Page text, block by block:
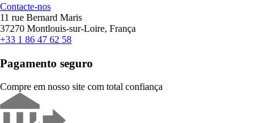
Contacte-nos
11 rue Bernard Maris
37270 Montlouis-sur-Loire, França
+33 1 86 47 62 58
Pagamento seguro
Compre em nosso site com total confiança